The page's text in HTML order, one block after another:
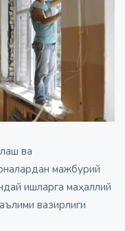
ва
мажбурий
ишларга маҳаллий
вазирлиги